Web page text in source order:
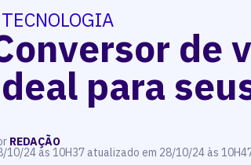
TECNOLOGIA
de
para
REDAÇÃO
10/24 às 10H37 atualizado em 28/10/24 às